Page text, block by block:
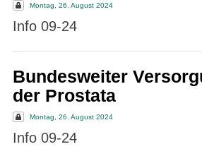
Montag, 26. August 2024
Info 09-24
Bundesweiter
der Prostata
Montag, 26. August 2024
Info 09-24